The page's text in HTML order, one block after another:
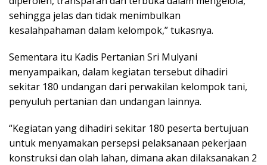
sehingga jelas dan tidak menimbulkan
kesalahpahaman dalam kelompok,” tukasnya.
Sementara itu Kadis Pertanian Sri Mulyani
menyampaikan, dalam kegiatan tersebut dihadiri
sekitar 180 undangan dari perwakilan kelompok tani,
penyuluh pertanian dan undangan lainnya.
“Kegiatan yang dihadiri sekitar 180 peserta bertujuan
untuk menyamakan persepsi pelaksanaan pekerjaan
konstruksi dan olah lahan, dimana akan dilaksanakan 2